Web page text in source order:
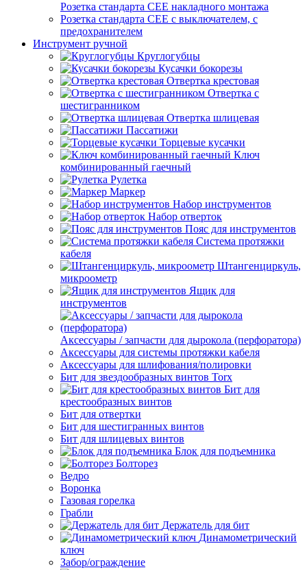
Розетка стандарта СЕЕ накладного монтажа
Розетка стандарта СЕЕ с выключателем, с
предохранителем
Инструмент ручной
Круглогубцы
Кусачки бокорезы
Отвертка крестовая
Отвертка с
шестигранником
Отвертка шлицевая
Пассатижи
Торцевые кусачки
Ключ
комбинированный гаечный
Рулетка
Маркер
Набор инструментов
Набор отверток
Пояс для инструментов
Система протяжки
кабеля
Штангенциркуль,
микроометр
Ящик для
инструментов
Аксессуары / запчасти для дырокола (перфоратора)
Аксессуары для системы протяжки кабеля
Аксессуары для шлифования/полировки
Бит для звездообразных винтов Torx
Бит для
крестообразных винтов
Бит для отвертки
Бит для шестигранных винтов
Бит для шлицевых винтов
Блок для подъемника
Болторез
Ведро
Воронка
Газовая горелка
Грабли
Держатель для бит
Динамометрический
ключ
Забор/ограждение